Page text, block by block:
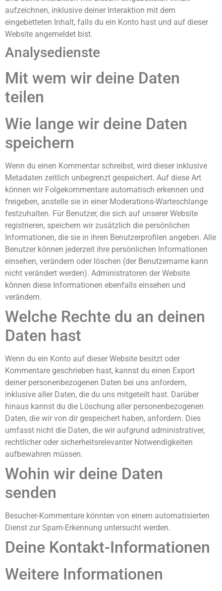
aufzeichnen, inklusive deiner Interaktion mit dem
eingebetteten Inhalt, falls du ein Konto hast und auf dieser
Website angemeldet bist.
Analysedienste
Mit wem wir deine Daten
teilen
Wie lange wir deine Daten
speichern
Wenn du einen Kommentar schreibst, wird dieser inklusive
Metadaten zeitlich unbegrenzt gespeichert. Auf diese Art
können wir Folgekommentare automatisch erkennen und
freigeben, anstelle sie in einer Moderations-Warteschlange
festzuhalten. Für Benutzer, die sich auf unserer Website
registrieren, speichern wir zusätzlich die persönlichen
Informationen, die sie in ihren Benutzerprofilen angeben. Alle
Benutzer können jederzeit ihre persönlichen Informationen
einsehen, verändern oder löschen (der Benutzername kann
nicht verändert werden). Administratoren der Website
können diese Informationen ebenfalls einsehen und
verändern.
Welche Rechte du an deinen
Daten hast
Wenn du ein Konto auf dieser Website besitzt oder
Kommentare geschrieben hast, kannst du einen Export
deiner personenbezogenen Daten bei uns anfordern,
inklusive aller Daten, die du uns mitgeteilt hast. Darüber
hinaus kannst du die Löschung aller personenbezogenen
Daten, die wir von dir gespeichert haben, anfordern. Dies
umfasst nicht die Daten, die wir aufgrund administrativer,
rechtlicher oder sicherheitsrelevanter Notwendigkeiten
aufbewahren müssen.
Wohin wir deine Daten
senden
Besucher-Kommentare könnten von einem automatisierten
Dienst zur Spam-Erkennung untersucht werden.
Deine Kontakt-Informationen
Weitere Informationen